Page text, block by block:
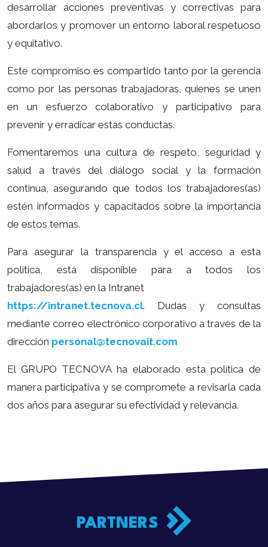
desarrollar acciones preventivas y correctivas para
abordarlos y promover un entorno laboral respetuoso
y equitativo.
Este compromiso es compartido tanto por la gerencia
como por las personas trabajadoras, quienes se unen
en un esfuerzo colaborativo y participativo para
prevenir y erradicar estas conductas.
Fomentaremos una cultura de respeto, seguridad y
salud a través del diálogo social y la formación
continua, asegurando que todos los trabajadores(as)
estén informados y capacitados sobre la importancia
de estos temas.
Para asegurar la transparencia y el acceso a esta
política, está disponible para a todos los
trabajadores(as) en la Intranet
https://intranet.tecnova.cl. Dudas y consultas
mediante correo electrónico corporativo a través de la
dirección personal@tecnovait.com
El GRUPO TECNOVA ha elaborado esta política de
manera participativa y se compromete a revisarla cada
dos años para asegurar su efectividad y relevancia.
PARTNERS